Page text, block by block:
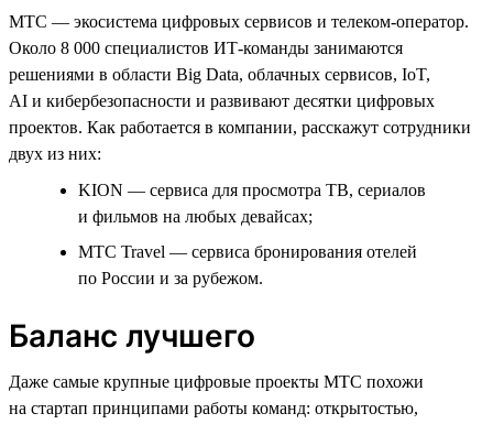
МТС — экосистема цифровых сервисов и телеком-оператор.
Около 8 000 специалистов ИТ-команды занимаются
решениями в области Big Data, облачных сервисов, IoT,
AI и кибербезопасности и развивают десятки цифровых
проектов. Как работается в компании, расскажут сотрудники
двух из них:
KION — сервиса для просмотра ТВ, сериалов
и фильмов на любых девайсах;
МТС Travel — сервиса бронирования отелей
по России и за рубежом.
Баланс лучшего
Даже самые крупные цифровые проекты МТС похожи
на стартап принципами работы команд: открытостью,